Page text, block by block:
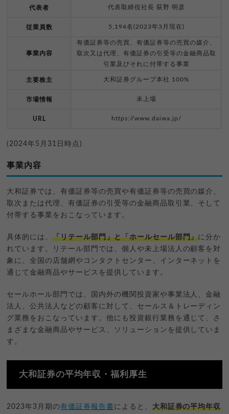
代表者 代表取締役社長 荻野 明彦
従業員数 5,194名(2023年3月現在)
事業内容
有価証券等の売買、有価証券等の売買の媒介、
取次又は代理、有価証券の引受等の金融商品取
引業及びそれに付帯する事業
主要株主 大和証券グループ本社 100%
市場情報 未上場
URL https://www.daiwa.jp/
(2024年5月31日時点)
事業内容
大和証券では、有価証券等の売買や有価証券等の売買の媒介、
取次または代理、有価証券の引受等の金融商品取引業、そして
付帯する事業をおこなっています。
具体的には、「リテール部門」と「ホールセール部門」に分か
れています。リテール部門では、個人や未上場法人の顧客を対
象に、全国の店舗網やコンタクトセンター、インターネットを
通じて金融商品やサービスを提供しています。
セールホール部門では、国内外の機関投資家や事業法人、金融
法人、公共法人などの顧客に対して、セールス＆トレーディン
グ業務をおこなっています。他にも投資銀行業務を通じて、さ
まざまな金融商品やサービス、ソリューションを提供していま
す。
大和証券の平均年収・福利厚生
2023年3月期の有価証券報告書によると、 大和証券の平均年収